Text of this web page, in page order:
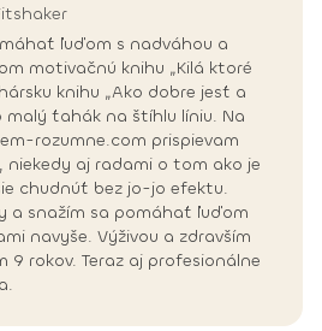
ľuďom s nadváhou a
motivačnú knihu „Kilá ktoré
knihu „Ako dobre jesť a
malý ťahák na štíhlu líniu. Na
rozumne.com prispievam
niekedy aj radami o tom ako je
chudnúť bez jo-jo efektu.
a snažím sa pomáhať ľuďom
navyše. Výživou a zdravším
9 rokov. Teraz aj profesionálne